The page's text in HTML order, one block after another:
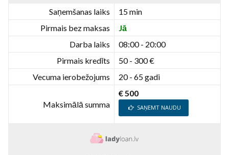
Saņemšanas laiks
15 min
Pirmais bez maksas
Jā
Darba laiks
08:00 - 20:00
Pirmais kredīts
50 - 300 €
Vecuma ierobežojums
20 - 65 gadi
Maksimālā summa
€ 500
SAŅEMT NAUDU